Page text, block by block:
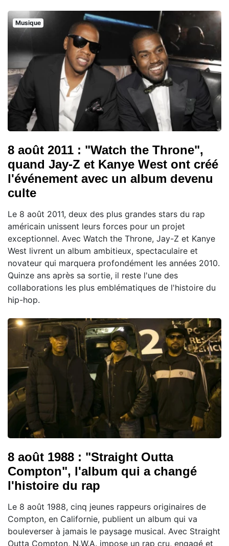
Musique
8 août 2011 : "Watch the Throne",
quand Jay-Z et Kanye West ont créé
l'événement avec un album devenu
culte
Le 8 août 2011, deux des plus grandes stars du rap
américain unissent leurs forces pour un projet
exceptionnel. Avec Watch the Throne, Jay-Z et Kanye
West livrent un album ambitieux, spectaculaire et
novateur qui marquera profondément les années 2010.
Quinze ans après sa sortie, il reste l'une des
collaborations les plus emblématiques de l'histoire du
hip-hop.
8 août 1988 : "Straight Outta
Compton", l'album qui a changé
l'histoire du rap
Le 8 août 1988, cinq jeunes rappeurs originaires de
Compton, en Californie, publient un album qui va
bouleverser à jamais le paysage musical. Avec Straight
Outta Compton, N.W.A. impose un rap cru, engagé et